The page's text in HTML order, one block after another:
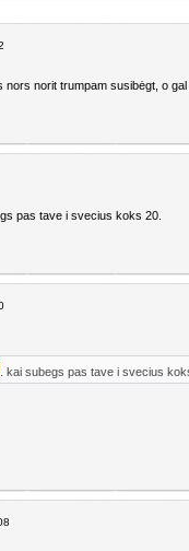
nors norit trumpam susibėgt, o
pas tave i svecius koks 20.
. kai subegs pas tave i svecius